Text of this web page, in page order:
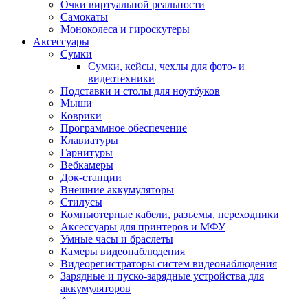
Очки виртуальной реальности
Самокаты
Моноколеса и гироскутеры
Аксессуары
Сумки
Сумки, кейсы, чехлы для фото- и
видеотехники
Подставки и столы для ноутбуков
Мыши
Коврики
Программное обеспечение
Клавиатуры
Гарнитуры
Вебкамеры
Док-станции
Внешние аккумуляторы
Стилусы
Компьютерные кабели, разъемы, переходники
Аксессуары для принтеров и МФУ
Умные часы и браслеты
Камеры видеонаблюдения
Видеорегистраторы систем видеонаблюдения
Зарядные и пуско-зарядные устройства для
аккумуляторов